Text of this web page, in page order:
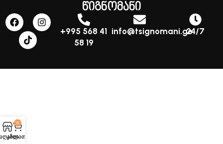
წიგნომანი
+995 568 41
58 19
info@tsignomani.ge24/7
0
კალათა